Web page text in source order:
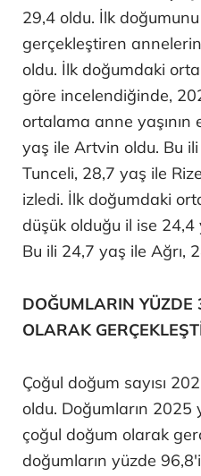
29,4 oldu. İlk doğumunu
gerçekleştiren
oldu. İlk doğumdaki
göre incelendiğinde,
ortalama anne yaşının
yaş ile Artvin oldu. Bu
Tunceli, 28,7 yaş ile
izledi. İlk doğumdaki
düşük olduğu il ise 24,4
Bu ili 24,7 yaş ile Ağrı,
DOĞUMLARIN YÜZDE
OLARAK
Çoğul doğum sayısı
oldu. Doğumların 2025
çoğul doğum olarak
doğumların yüzde